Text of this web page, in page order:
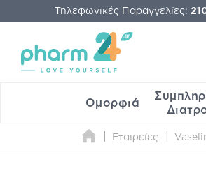
Τηλεφωνικές Παραγγελίες:
Ομορφιά
Εταιρείες